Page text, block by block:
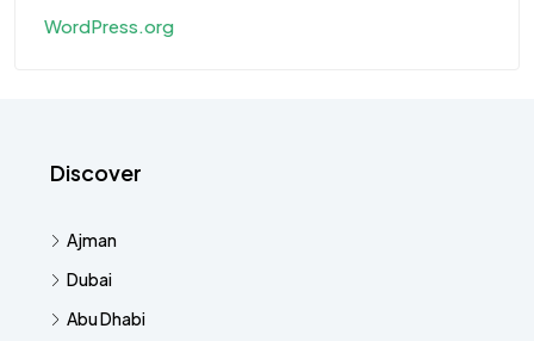
WordPress.org
Discover
Ajman
Dubai
Abu Dhabi